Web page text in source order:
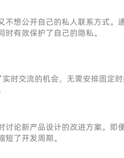
想公开自己的私人联系方式。
有效保护了自己的隐私。
时交流的机会，无需安排固定时
论新产品设计的改进方案。即
了开发周期。